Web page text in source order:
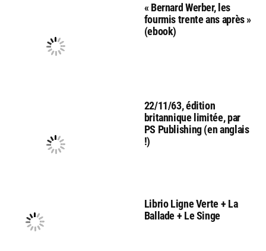
« Bernard Werber, les
fourmis trente ans après »
(ebook)
22/11/63, édition
britannique limitée, par
PS Publishing (en anglais
!)
Librio Ligne Verte + La
Ballade + Le Singe